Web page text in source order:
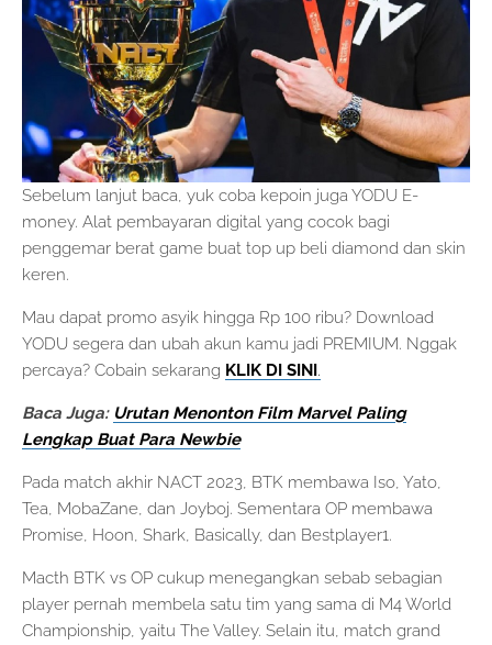
Sebelum lanjut baca, yuk coba kepoin juga YODU E-
money. Alat pembayaran digital yang cocok bagi
penggemar berat game buat top up beli diamond dan skin
keren.
Mau dapat promo asyik hingga Rp 100 ribu? Download
YODU segera dan ubah akun kamu jadi PREMIUM. Nggak
percaya? Cobain sekarang KLIK DI SINI.
Baca Juga: Urutan Menonton Film Marvel Paling
Lengkap Buat Para Newbie
Pada match akhir NACT 2023, BTK membawa Iso, Yato,
Tea, MobaZane, dan Joyboj. Sementara OP membawa
Promise, Hoon, Shark, Basically, dan Bestplayer1.
Macth BTK vs OP cukup menegangkan sebab sebagian
player pernah membela satu tim yang sama di M4 World
Championship, yaitu The Valley. Selain itu, match grand